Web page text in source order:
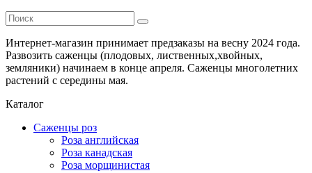
Интернет-магазин принимает предзаказы на весну 2024 года.
Развозить саженцы (плодовых, лиственных,хвойных,
земляники) начинаем в конце апреля. Саженцы многолетних
растений с середины мая.
Каталог
Саженцы роз
Роза английская
Роза канадская
Роза морщинистая